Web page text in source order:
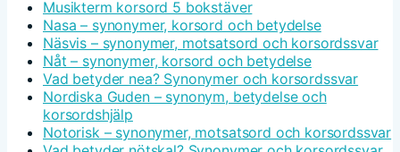
Musikterm korsord 5 bokstäver
Nasa – synonymer, korsord och betydelse
Näsvis – synonymer, motsatsord och korsordssvar
Nåt – synonymer, korsord och betydelse
Vad betyder nea? Synonymer och korsordssvar
Nordiska Guden – synonym, betydelse och
korsordshjälp
Notorisk – synonymer, motsatsord och korsordssvar